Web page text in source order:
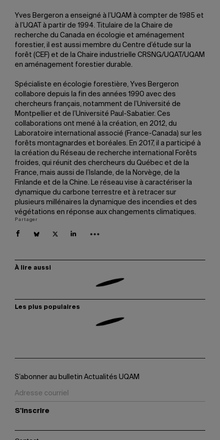
Yves Bergeron a enseigné à l’UQAM à compter de 1985 et
à l’UQAT à partir de 1994. Titulaire de la Chaire de
recherche du Canada en écologie et aménagement
forestier, il est aussi membre du Centre d’étude sur la
forêt (CEF) et de la Chaire industrielle CRSNG/UQAT/UQAM
en aménagement forestier durable.
Spécialiste en écologie forestière, Yves Bergeron
collabore depuis la fin des années 1990 avec des
chercheurs français, notamment de l’Université de
Montpellier et de l’Université Paul-Sabatier. Ces
collaborations ont mené à la création, en 2012, du
Laboratoire international associé (France-Canada) sur les
forêts montagnardes et boréales. En 2017, il a participé à
la création du Réseau de recherche international Forêts
froides, qui réunit des chercheurs du Québec et de la
France, mais aussi de l’Islande, de la Norvège, de la
Finlande et de la Chine. Le réseau vise à caractériser la
dynamique du carbone terrestre et à retracer sur
plusieurs millénaires la dynamique des incendies et des
végétations en réponse aux changements climatiques.
Partager
À lire aussi
Les plus populaires
S’abonner au bulletin Actualités UQAM
S'inscrire